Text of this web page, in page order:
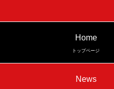
Home
トップページ
News